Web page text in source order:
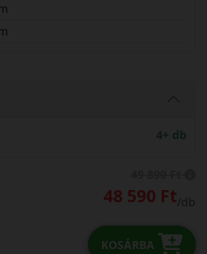
4+ db
48 590 Ft/db
KOSÁRBA